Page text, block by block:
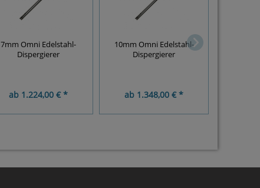
7mm Omni Edelstahl-
Dispergierer
ab 1.224,00 € *
10mm Omni Edelstahl-
Dispergierer
ab 1.348,00 € *